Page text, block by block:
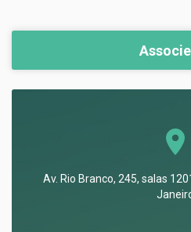
Av. Rio Branco, 245, salas